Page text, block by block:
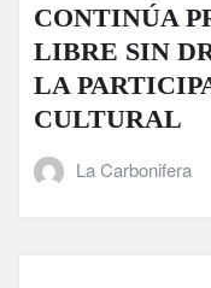
CONTINÚA
LIBRE SIN
LA
CULTURAL
La Carbonifera